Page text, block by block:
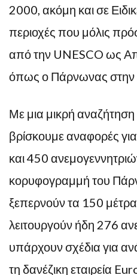
2000, ακόμη και σε
περιοχές που μόλις
από την UNESCO ως
όπως ο Πάρνωνας στην
Με μια μικρή αναζήτηση
βρίσκουμε αναφορές
και 450
κορυφογραμμή του
ξεπερνούν τα 150
λειτουργούν ήδη 276
υπάρχουν σχέδια για
τη δανέζικη εταιρεία